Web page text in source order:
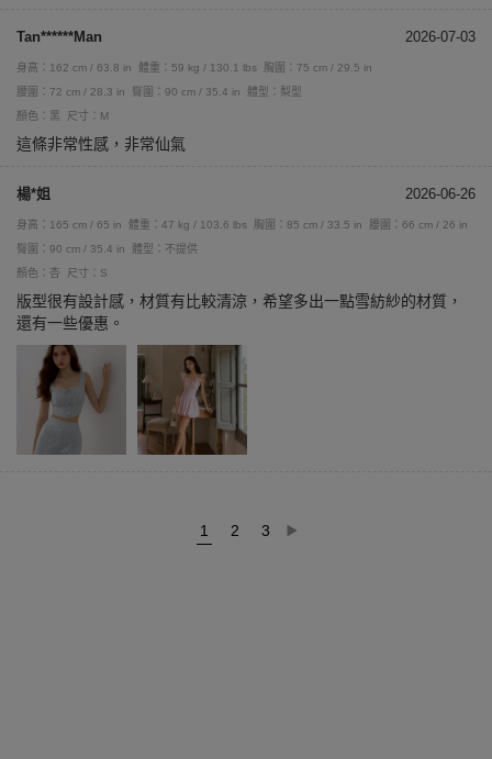
Tan******Man 2026-07-03
身高：162 cm / 63.8 in 體重：59 kg / 130.1 lbs
胸圍：75 cm / 29.5 in
腰圍：72 cm / 28.3 in
臀圍：90 cm / 35.4 in
體型：梨型
顏色：黑
尺寸：M
這條非常性感，非常仙氣
楊*姐 2026-06-26
身高：165 cm / 65 in 體重：47 kg / 103.6 lbs 胸圍：85 cm / 33.5 in
腰圍：66 cm / 26 in
臀圍：90 cm / 35.4 in
體型：不提供
顏色：杏
尺寸：S
版型很有設計感，材質有比較清涼，希望多出一點雪紡紗的材質，
還有一些優惠。
1 2 3